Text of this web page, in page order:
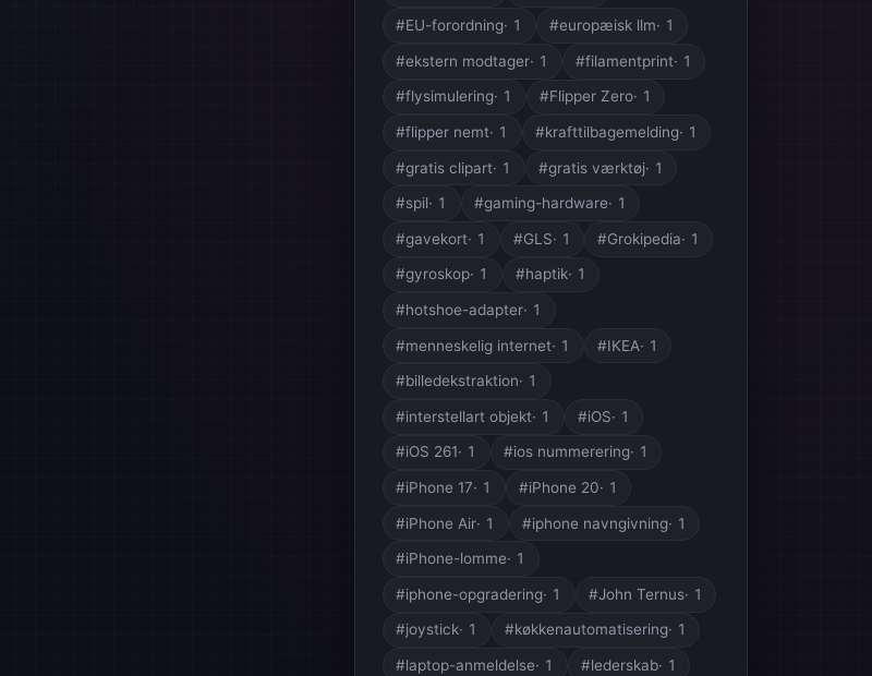
#EU-forordning· 1 #europæisk llm· 1
#ekstern modtager· 1 #filamentprint· 1
#flysimulering· 1 #Flipper Zero· 1
#flipper nemt· 1 #krafttilbagemelding· 1
#gratis clipart· 1 #gratis værktøj· 1
#spil· 1 #gaming-hardware· 1
#gavekort· 1 #GLS· 1 #Grokipedia· 1
#gyroskop· 1 #haptik· 1
#hotshoe-adapter· 1
#menneskelig internet· 1 #IKEA· 1
#billedekstraktion· 1
#interstellart objekt· 1 #iOS· 1
#iOS 261· 1 #ios nummerering· 1
#iPhone 17· 1 #iPhone 20· 1
#iPhone Air· 1 #iphone navngivning· 1
#iPhone-lomme· 1
#iphone-opgradering· 1 #John Ternus· 1
#joystick· 1 #køkkenautomatisering· 1
#laptop-anmeldelse· 1 #lederskab· 1